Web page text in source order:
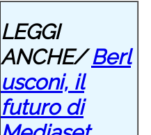
LEGGI
ANCHE/Berl
usconi, il
futuro di